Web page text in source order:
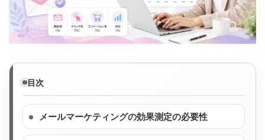
目次
メールマーケティングの効果測定の必要性